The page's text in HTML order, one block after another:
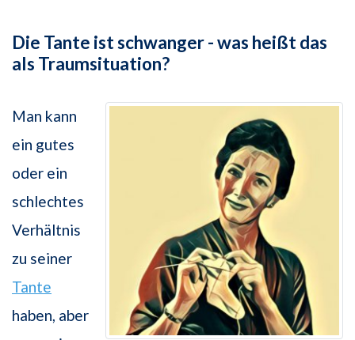
Die Tante ist schwanger - was heißt das
als Traumsituation?
Man kann
ein gutes
oder ein
schlechtes
Verhältnis
zu seiner
Tante
haben, aber